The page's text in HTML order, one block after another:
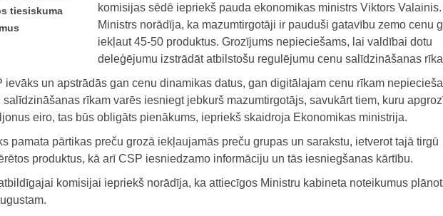
tiesiskuma
komisijas sēdē iepriekš pauda ekonomikas ministrs Viktors Valainis.
Ministrs norādīja, ka mazumtirgotāji ir pauduši gatavību zemo cenu
iekļaut 45-50 produktus. Grozījums nepieciešams, lai valdībai dotu
deleģējumu izstrādāt atbilstošu regulējumu cenu salīdzināšanas
ievāks un apstrādās gan cenu dinamikas datus, gan digitālajam cenu rīkam
rīkam varēs iesniegt jebkurš mazumtirgotājs, savukārt tiem, kuru
eiro, tas būs obligāts pienākums, iepriekš skaidroja Ekonomikas ministrija.
pamata pārtikas preču grozā iekļaujamās preču grupas un sarakstu, ietverot tajā tirgū
produktus, kā arī CSP iesniedzamo informāciju un tās iesniegšanas kārtību.
komisijai iepriekš norādīja, ka attiecīgos Ministru kabineta noteikumus